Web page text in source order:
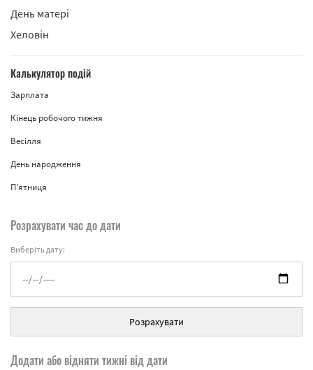
День матері
Хеловін
Калькулятор подій
Зарплата
Кінець робочого тижня
Весілля
День народження
П'ятниця
Розрахувати час до дати
Виберіть дату:
Розрахувати
Додати або відняти тижні від дати